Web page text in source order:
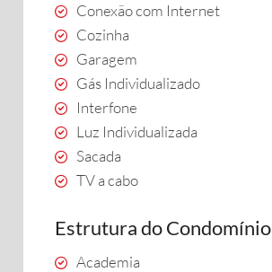
Conexão com Internet
Cozinha
Garagem
Gás Individualizado
Interfone
Luz Individualizada
Sacada
TV a cabo
Estrutura do Condomínio
Academia